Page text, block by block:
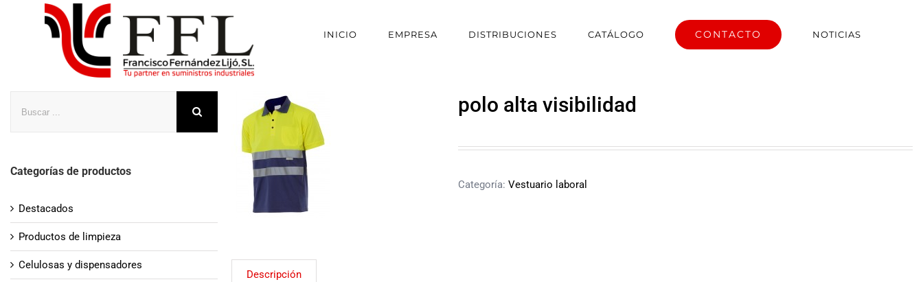
INICIO EMPRESA DISTRIBUCIONES CATÁLOGO CONTACTO NOTICIAS
polo alta visibilidad
Categoría:Vestuario laboral
Descripción
Categorías de productos
Destacados
Productos de limpieza
Celulosas y dispensadores